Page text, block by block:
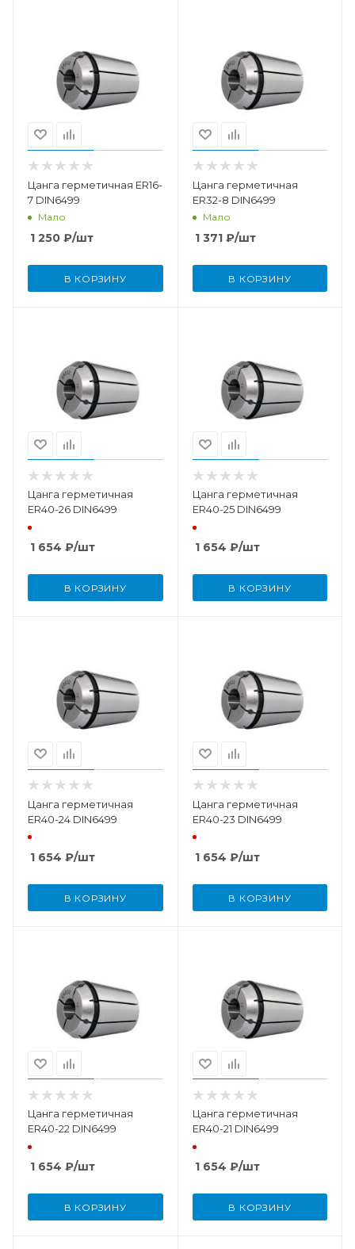
Цанга герметичная ER16-
7 DIN6499
Мало
1 250 ₽/шт
В КОРЗИНУ
Цанга герметичная
ER32-8 DIN6499
Мало
1 371₽/шт
В КОРЗИНУ
Цанга герметичная
ER40-26 DIN6499
1 654 ₽/шт
В КОРЗИНУ
Цанга герметичная
ER40-25 DIN6499
1 654 ₽/шт
В КОРЗИНУ
Цанга герметичная
ER40-24 DIN6499
1 654 ₽/шт
В КОРЗИНУ
Цанга герметичная
ER40-23 DIN6499
1 654 ₽/шт
В КОРЗИНУ
Цанга герметичная
ER40-22 DIN6499
1 654 ₽/шт
В КОРЗИНУ
Цанга герметичная
ER40-21 DIN6499
1 654 ₽/шт
В КОРЗИНУ